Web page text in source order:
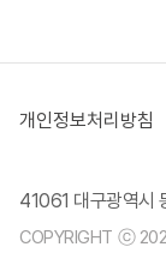
개인정보처리방침
41061 대구광역시
COPYRIGHT ⓒ